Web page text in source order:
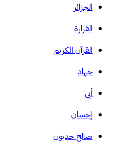
الجزائر
القرارة
القرآن الكريم
جهاد
أبي
إحسان
صالح حدبون